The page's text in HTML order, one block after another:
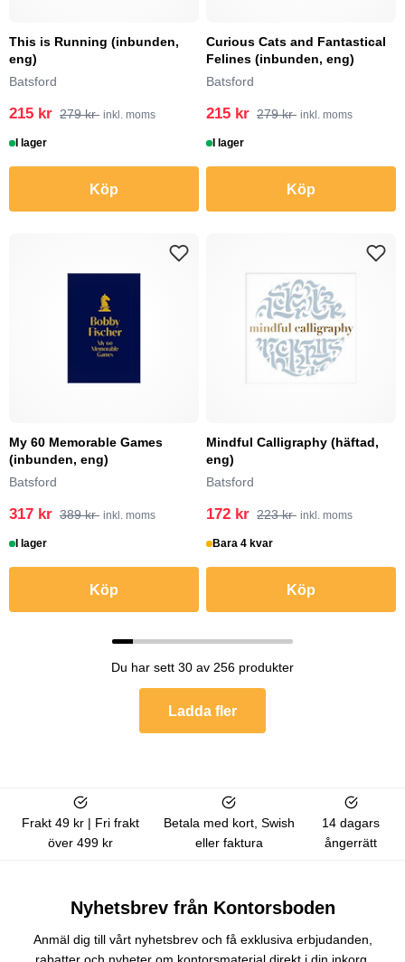
This is Running (inbunden,
eng)
Batsford
215 kr 279 kr inkl. moms
I lager
Köp
Curious Cats and Fantastical
Felines (inbunden, eng)
Batsford
215 kr 279 kr inkl. moms
I lager
Köp
My 60 Memorable Games
(inbunden, eng)
Batsford
317 kr 389 kr inkl. moms
I lager
Köp
Mindful Calligraphy (häftad,
eng)
Batsford
172 kr 223 kr inkl. moms
Bara 4 kvar
Köp
Du har sett 30 av 256 produkter
Ladda fler
Frakt 49 kr | Fri frakt
över 499 kr
Betala med kort, Swish
eller faktura
14 dagars
ångerrätt
Nyhetsbrev från Kontorsboden
Anmäl dig till vårt nyhetsbrev och få exklusiva erbjudanden,